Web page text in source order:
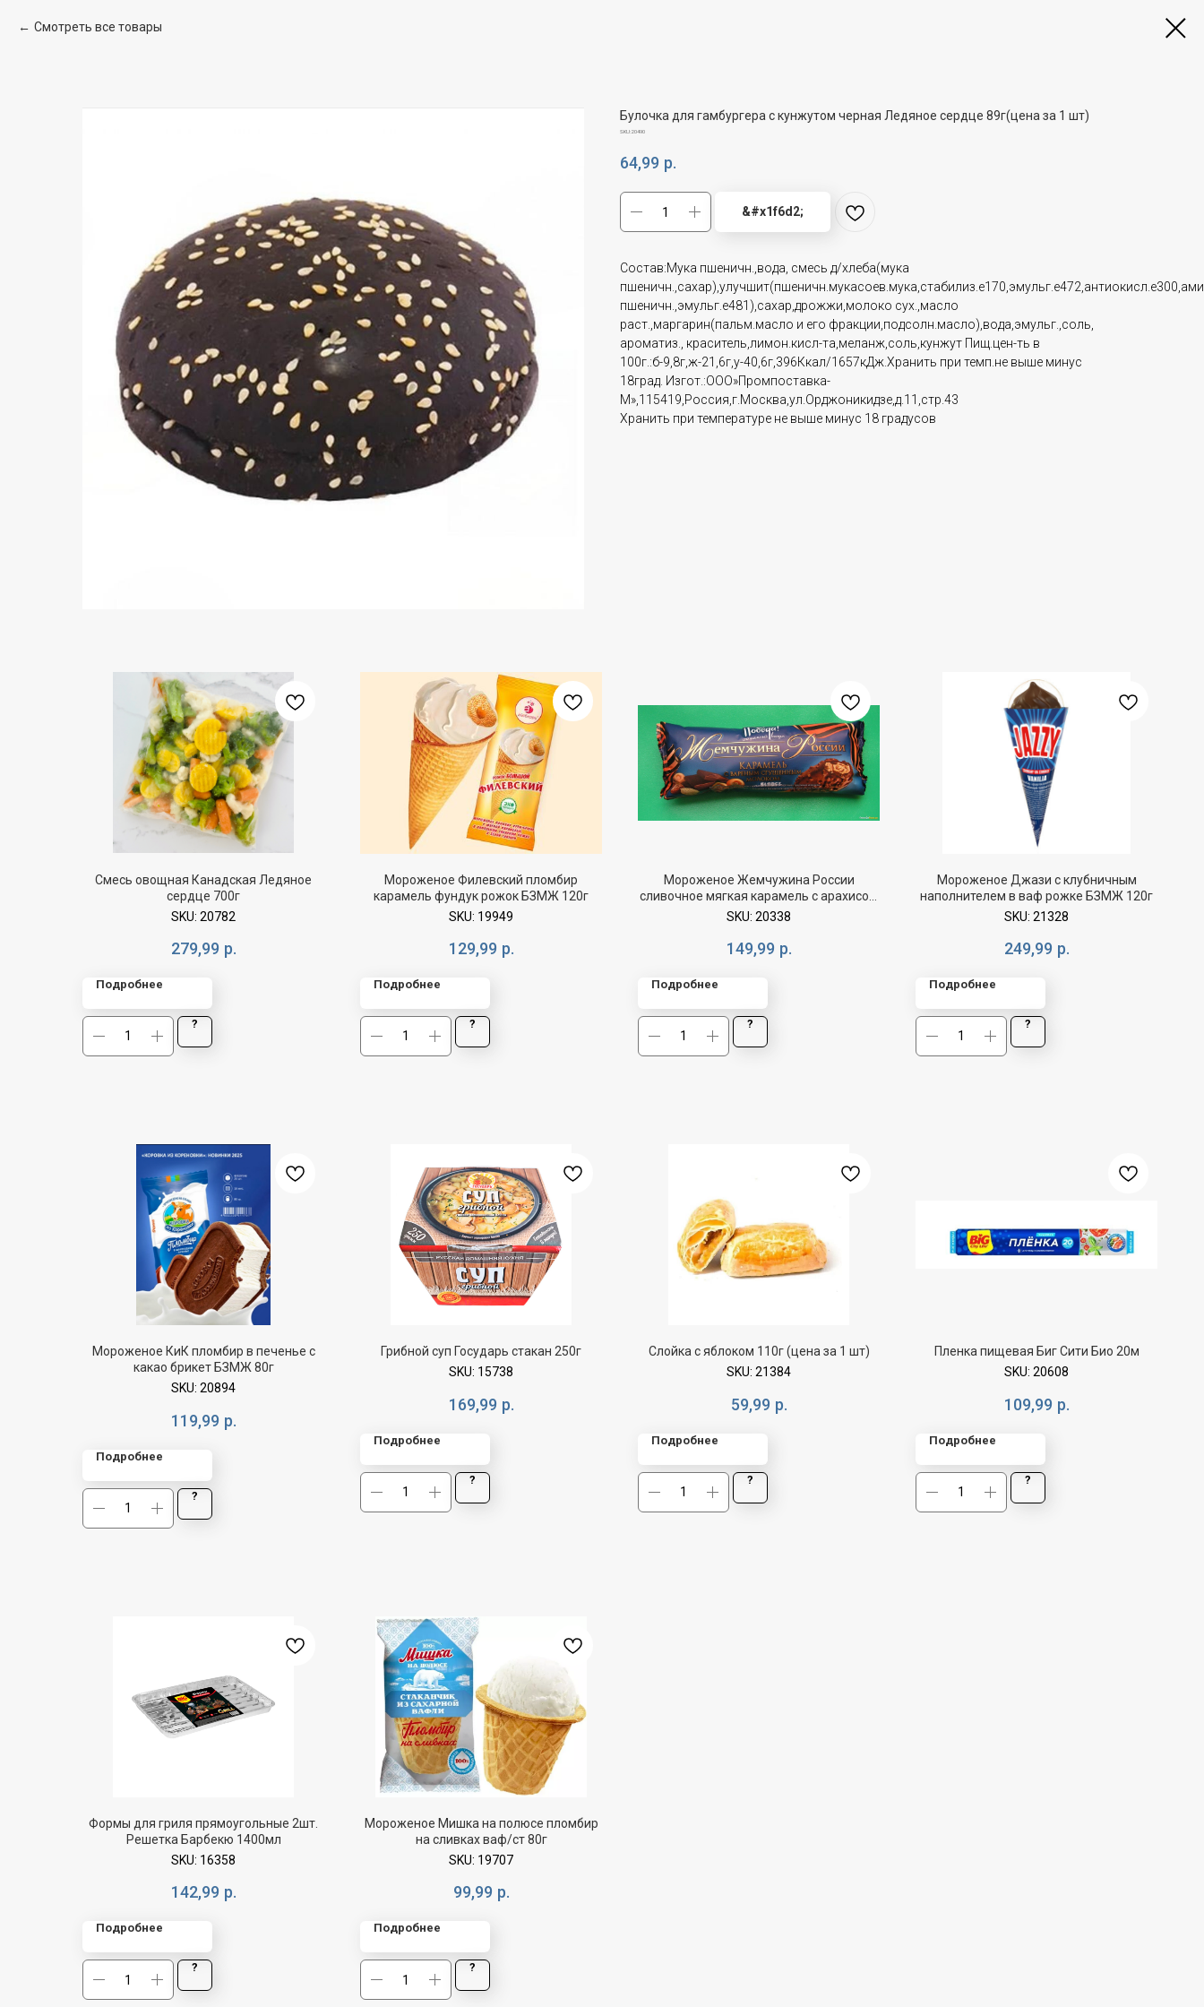
Смотреть все товары
Булочка для гамбургера с кунжутом черная Ледяное сердце 89г(цена за 1 шт)
SKU:20490
64,99 р.
&#x1f6d2;
Состав:Мука пшеничн.,вода, смесь д/хлеба(мука
пшеничн.,эмульг.е481),сахар,дрожжи,молоко сух.,масло
раст.,маргарин(пальм.масло и его фракции,подсолн.масло),вода,эмульг.,соль,
ароматиз., краситель,лимон.кисл-та,меланж,соль,кунжут Пищ.цен-ть в
100г.:б-9,8г,ж-21,6г,у-40,6г,396Ккал/1657кДж.Хранить при темп.не выше минус
18град. Изгот.:ООО»Промпоставка-
М»,115419,Россия,г.Москва,ул.Орджоникидзе,д.11,стр.43
Хранить при температуре не выше минус 18 градусов
Смесь овощная Канадская Ледяное
сердце 700г
SKU: 20782
279,99 р.
Подробнее
?
Мороженое Филевский пломбир
карамель фундук рожок БЗМЖ 120г
SKU: 19949
129,99 р.
Подробнее
?
Мороженое Жемчужина России
сливочное мягкая карамель с арахисом
эскимо БЗМЖ 80г
SKU: 20338
149,99 р.
Подробнее
?
Мороженое Джази с клубничным
наполнителем в ваф рожке БЗМЖ 120г
SKU: 21328
249,99 р.
Подробнее
?
Мороженое КиК пломбир в печенье с
какао брикет БЗМЖ 80г
SKU: 20894
119,99 р.
Подробнее
?
Грибной суп Государь стакан 250г
SKU: 15738
169,99 р.
Подробнее
?
Слойка с яблоком 110г (цена за 1 шт)
SKU: 21384
59,99 р.
Подробнее
?
Пленка пищевая Биг Сити Био 20м
SKU: 20608
109,99 р.
Подробнее
?
Формы для гриля прямоугольные 2шт.
Решетка Барбекю 1400мл
SKU: 16358
142,99 р.
Подробнее
?
Мороженое Мишка на полюсе пломбир
на сливках ваф/ст 80г
SKU: 19707
99,99 р.
Подробнее
?